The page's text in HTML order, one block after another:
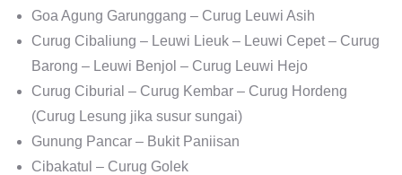
Goa Agung Garunggang – Curug Leuwi Asih
Curug Cibaliung – Leuwi Lieuk – Leuwi Cepet – Curug
Barong – Leuwi Benjol – Curug Leuwi Hejo
Curug Ciburial – Curug Kembar – Curug Hordeng
(Curug Lesung jika susur sungai)
Gunung Pancar – Bukit Paniisan
Cibakatul – Curug Golek